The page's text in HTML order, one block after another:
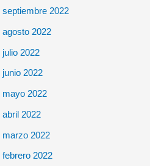
septiembre 2022
agosto 2022
julio 2022
junio 2022
mayo 2022
abril 2022
marzo 2022
febrero 2022